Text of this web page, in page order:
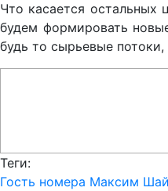
Что касается остальных
будем формировать
будь то сырьевые
Теги:
Гость номера Максим